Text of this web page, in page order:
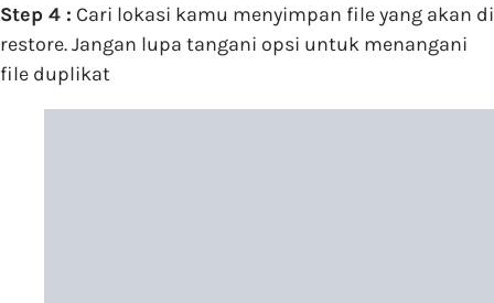
Step 4 : Cari lokasi kamu menyimpan file yang akan di
restore. Jangan lupa tangani opsi untuk menangani
file duplikat